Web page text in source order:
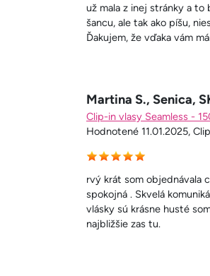
už mala z inej stránky a to
šancu, ale tak ako píšu,
Ďakujem, že vďaka vám
Martina S., Senica,
Clip-in vlasy Seamless -
Hodnotené 11.01.2025,
rvý krát som objednávala
spokojná . Skvelá
vlásky sú krásne husté
najbližšie zas tu.